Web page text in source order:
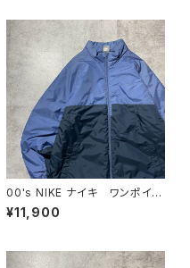
00's NIKE ナイキ ワンポイン
ト ラベルロゴ バイカラー
中綿 ナイロンジャケット
¥11,900